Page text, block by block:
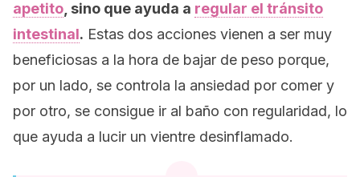
apetito , sino que ayuda a regular el tránsito
intestinal. Estas dos acciones vienen a ser muy
beneficiosas a la hora de bajar de peso porque,
por un lado, se controla la ansiedad por comer y
por otro, se consigue ir al baño con regularidad, lo
que ayuda a lucir un vientre desinflamado.